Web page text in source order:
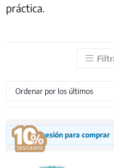
práctica.
Ordenar por los últimos
Inicia sesión para comprar